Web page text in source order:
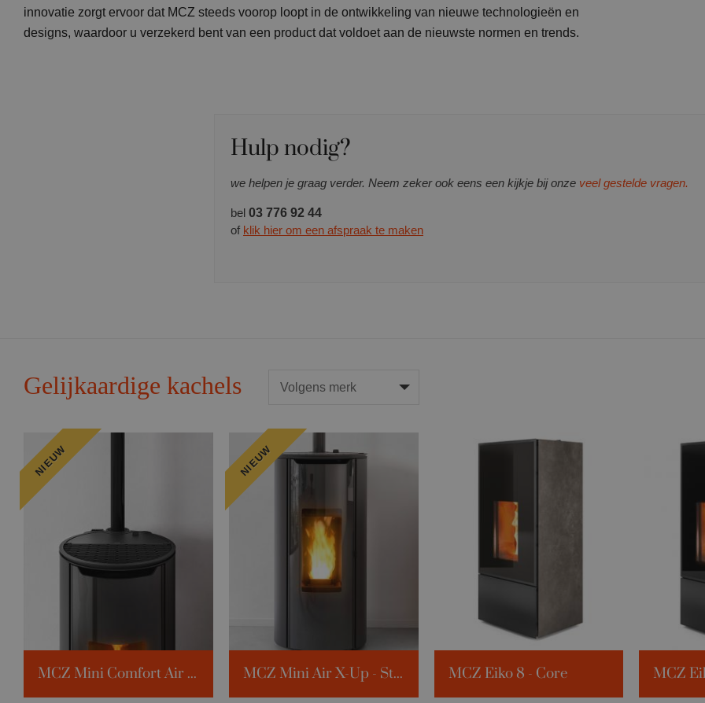
innovatie zorgt ervoor dat MCZ steeds voorop loopt in de ontwikkeling van nieuwe technologieën en
designs, waardoor u verzekerd bent van een product dat voldoet aan de nieuwste normen en trends.
Hulp nodig?
we helpen je graag verder. Neem zeker ook eens een kijkje bij onze veel gestelde vragen.
bel 03 776 92 44
of klik hier om een afspraak te maken
Gelijkaardige kachels
NIEUW
MCZ Mini Comfort Air X-Up - Staal
NIEUW
MCZ Mini Air X-Up - Staal MCZ Eiko 8 - Core MCZ